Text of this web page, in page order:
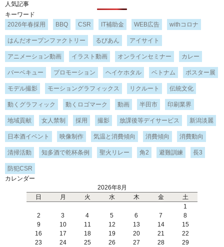
人気記事
キーワード
2026年春採用
BBQ CSR IT補助金 WEB広告 withコロナ
はんだオープンファクトリー るびあん アイサイト
アニメーション動画 イラスト動画 オンラインセミナー カレー
バーベキュー プロモーション ヘイケホタル ベトナム ポスター展
モデル撮影 モーショングラフィックス リクルート 伝統文化
動くグラフィック 動くロゴマーク 動画 半田市 印刷業界
地域貢献 女人禁制 採用 撮影 放課後等デイサービス 新潟淡麗
日本酒イベント 映像制作 気温と消費傾向 消費傾向 消費動向
清掃活動 知多酒で乾杯条例 聖火リレー 角2 避難訓練 長3
防犯CSR
カレンダー
2026年8月
日
月 火 水 木 金 土
1
2
3 4 5 6 7
8
9
10 11 12 13 14
15
16
17 18 19 20 21
22
23
24 25 26 27 28
29